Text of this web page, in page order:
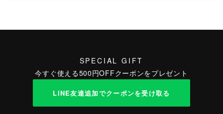
SPECIAL GIFT
今すぐ使える500円OFFクーポンをプレゼント
LINE友達追加でクーポンを受け取る